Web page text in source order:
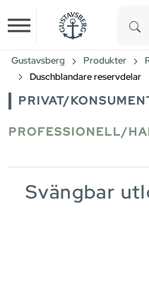
Skip to main content
Gustavsberg Produkter
Duschblandare reservdelar
PRIVAT/
PROFESSIONELL/
Svängbar